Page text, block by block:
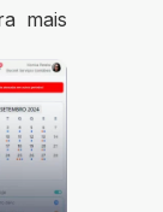
mais